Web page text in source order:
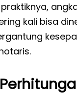
kali bisa